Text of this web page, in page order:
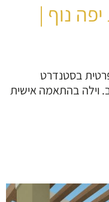
נוף |
פרטית בסטנדרט
וילה בהתאמה אישית